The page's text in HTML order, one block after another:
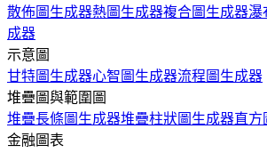
散佈圖生成器熱圖生成器複合圖生成器瀑
成器
示意圖
甘特圖生成器心智圖生成器流程圖生成器
堆疊圖與範圍圖
堆疊長條圖生成器堆疊柱狀圖生成器直方
金融圖表